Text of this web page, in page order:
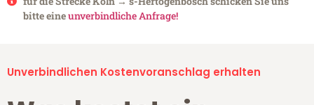
bitte eineunverbindliche Anfrage!
Unverbindlichen Kostenvoranschlag erhalten